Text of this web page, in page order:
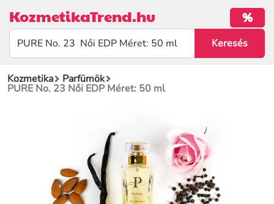
KozmetikaTrend.hu %
Kozmetika Parfümök
PURE No. 23 Női EDP Méret: 50 ml